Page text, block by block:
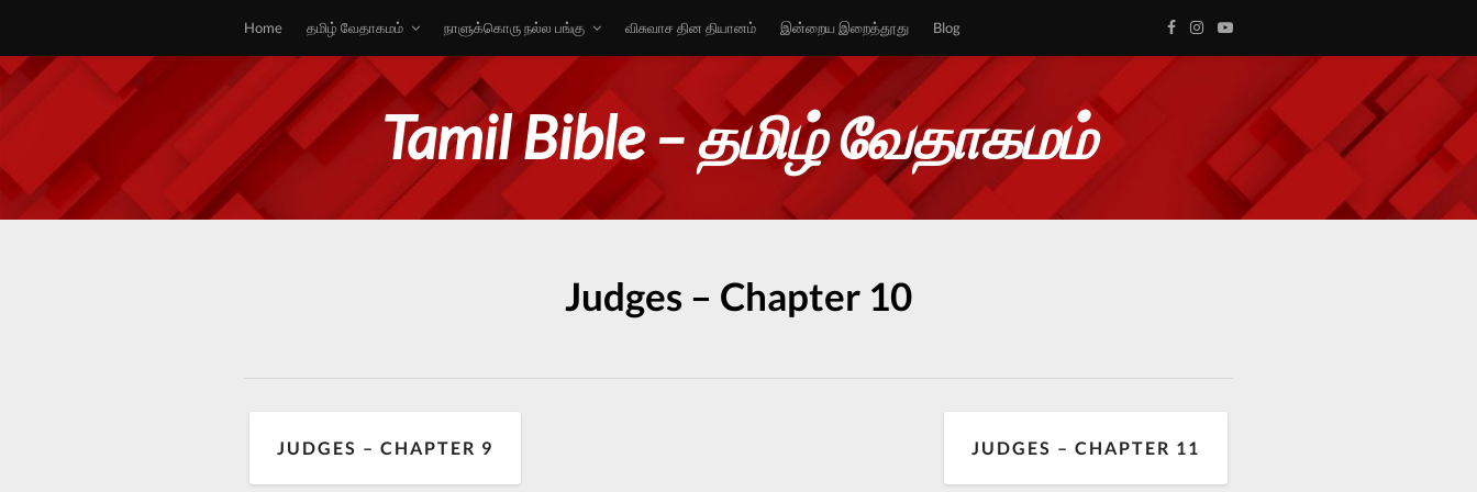
Home தமிழ் வேதாகமம் நாளுக்கொரு நல்ல பங்கு விசுவாச தின தியானம் இன்றைய இறைத்தூது Blog
Tamil Bible – தமிழ் வேதாகமம்
Judges – Chapter 10
JUDGES – CHAPTER 9 JUDGES – CHAPTER 11